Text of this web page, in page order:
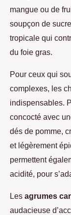
mangue ou de
soupçon de
tropicale qui
du foie gras.
Pour ceux qui
complexes, les
indispensables.
concocté avec
dés de pomme,
et légèrement
permettent
acidité, pour
Les agrumes
audacieuse